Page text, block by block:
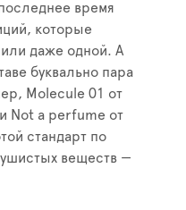
время
которые
или даже одной. А
буквально пара
Molecule 01 от
Not a perfume от
стандарт по
веществ —